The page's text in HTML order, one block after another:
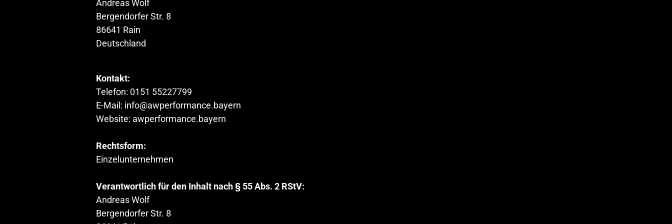
Andreas Wolf
Bergendorfer Str. 8
86641 Rain
Deutschland
Telefon: 0151 55227799
E-Mail: info@awperformance.bayern
Website: awperformance.bayern
Einzelunternehmen
Andreas Wolf
Bergendorfer Str. 8